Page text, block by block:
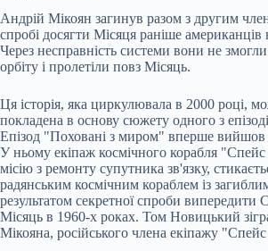
Андрій Мікоян загинув разом з другим
спробі досягти Місяця раніше американців
Через несправність системи вони не
орбіту і пролетіли повз Місяць.
Ця історія, яка циркулювала в 2000 році,
покладена в основу сюжету одного з
Епізод "Поховані з миром" вперше вийшов
У ньому екіпаж космічного корабля
місію з ремонту супутника зв'язку,
радянським космічним кораблем із
результатом секретної спроби
Місяць в 1960-х роках. Том Новицький
Мікояна, російського члена екіпажу "Спейс